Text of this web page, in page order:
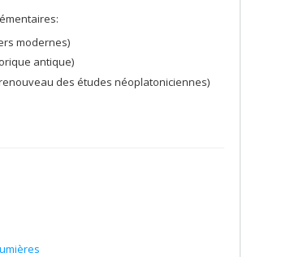
modernes)
antique)
des études néoplatoniciennes)